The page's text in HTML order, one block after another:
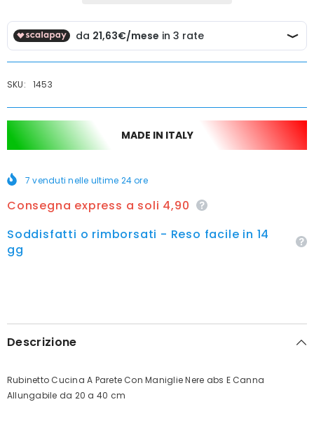
SKU: 1453
MADE IN ITALY
7 venduti nelle ultime 24ore
Consegna express a soli 4,90
Soddisfatti o rimborsati - Reso facile in 14
gg
Descrizione
Rubinetto Cucina A Parete Con Maniglie Nere abs E Canna
Allungabile da 20 a 40 cm